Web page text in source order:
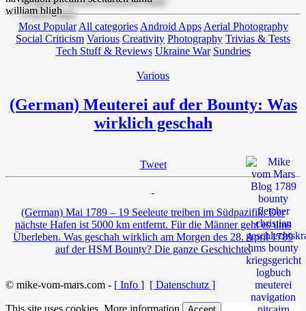
Most Popular All categories Android Apps Aerial Photography
Social Criticism Various Creativity Photography Trivias & Tests
Tech Stuff & Reviews Ukraine War Sundries
Various
(German) Meuterei auf der Bounty: Was
wirklich geschah
Tweet
(German) Mai 1789 – 19 Seeleute treiben im Südpazifik. Der
nächste Hafen ist 5000 km entfernt. Für die Männer geht es ums
Überleben. Was geschah wirklich am Morgen des 28. April 1789
auf der HSM Bounty? Die ganze Geschichte.
© mike-vom-mars.com - [ Info ] [ Datenschutz ]
This site uses cookies. More information